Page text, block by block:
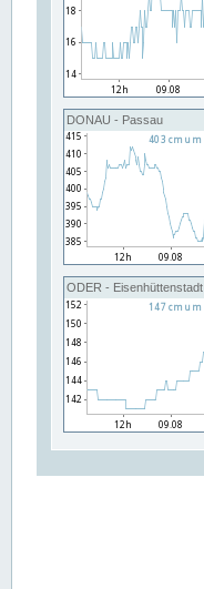
DONAU - Passau
ODER - Eisenhüttenstadt